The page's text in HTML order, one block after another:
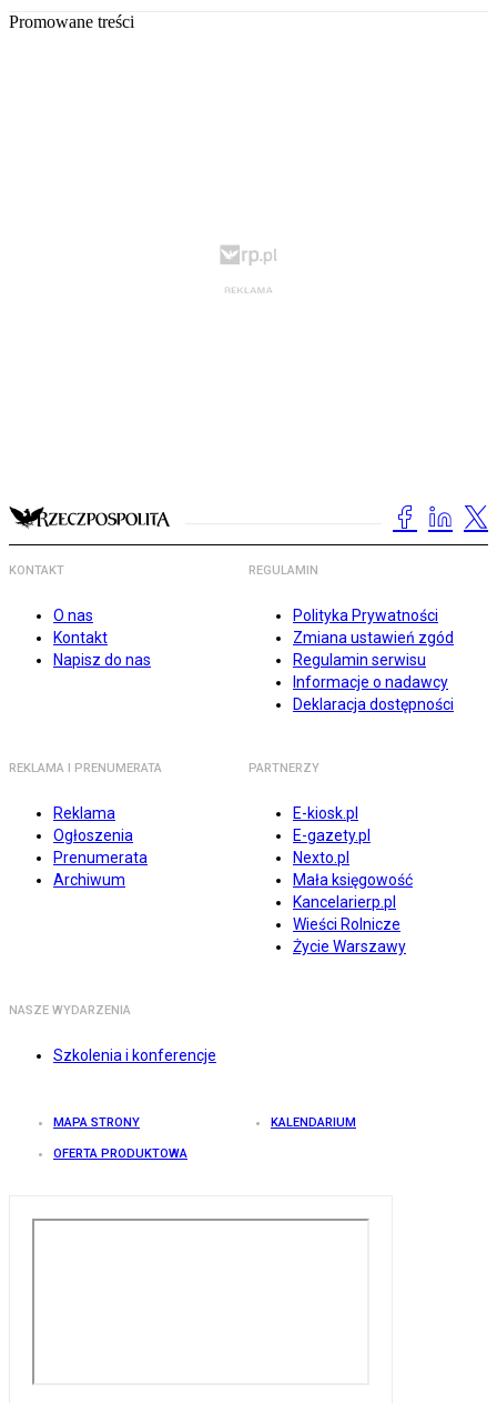
Promowane treści
KONTAKT
O nas
Kontakt
Napisz do nas
REGULAMIN
Polityka Prywatności
Zmiana ustawień zgód
Regulamin serwisu
Informacje o nadawcy
Deklaracja dostępności
REKLAMA I PRENUMERATA
Reklama
Ogłoszenia
Prenumerata
Archiwum
PARTNERZY
E-kiosk.pl
E-gazety.pl
Nexto.pl
Mała księgowość
Kancelarierp.pl
Wieści Rolnicze
Życie Warszawy
NASZE WYDARZENIA
Szkolenia i konferencje
MAPA STRONY KALENDARIUM
OFERTA PRODUKTOWA